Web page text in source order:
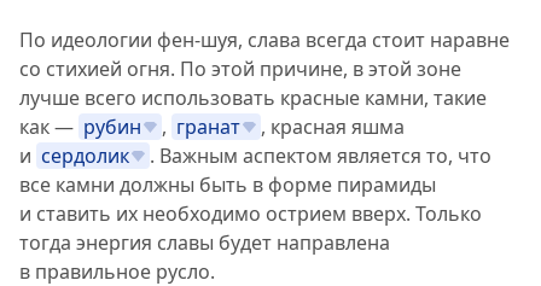
По идеологии фен-шуя, слава всегда стоит наравне
со стихией огня. По этой причине, в этой зоне
лучше всего использовать красные камни, такие
как — рубин , гранат
, красная яшма
и сердолик
. Важным аспектом является то, что
все камни должны быть в форме пирамиды
и ставить их необходимо острием вверх. Только
тогда энергия славы будет направлена
в правильное русло.